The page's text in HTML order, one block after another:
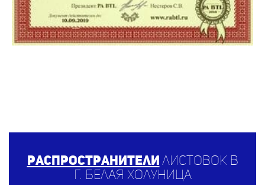
Распространители листовок в
г. Белая Холуница